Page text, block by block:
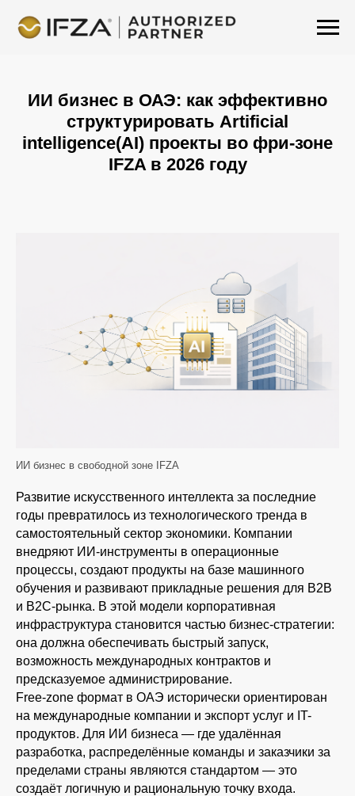
ИИ бизнес в ОАЭ: как эффективно
структурировать Artificial
intelligence(AI) проекты во фри-зоне
IFZA в 2026 году
ИИ бизнес в свободной зоне IFZA
Развитие искусственного интеллекта за последние
годы превратилось из технологического тренда в
самостоятельный сектор экономики. Компании
внедряют ИИ-инструменты в операционные
процессы, создают продукты на базе машинного
обучения и развивают прикладные решения для B2B
и B2C-рынка. В этой модели корпоративная
инфраструктура становится частью бизнес-стратегии:
она должна обеспечивать быстрый запуск,
возможность международных контрактов и
предсказуемое администрирование.
Free-zone формат в ОАЭ исторически ориентирован
на международные компании и экспорт услуг и IT-
продуктов. Для ИИ бизнеса — где удалённая
разработка, распределённые команды и заказчики за
пределами страны являются стандартом — это
создаёт логичную и рациональную точку входа.